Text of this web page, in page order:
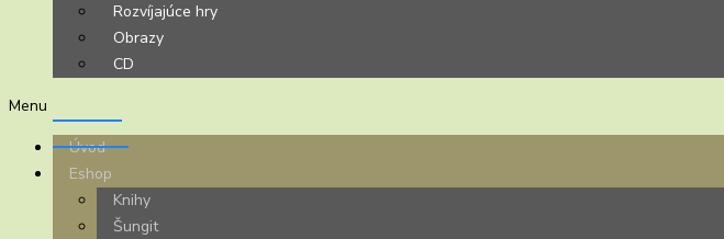
Rozvíjajúce hry
Obrazy
CD
Menu
Úvod
Eshop
Knihy
Šungit